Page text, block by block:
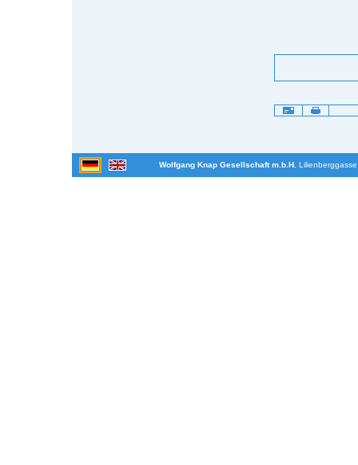
Artikelaktionen
Wolfgang Knap Gesellschaft m.b.H.